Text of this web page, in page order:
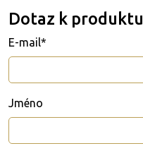
Dotaz k produktu
E-mail*
Jméno